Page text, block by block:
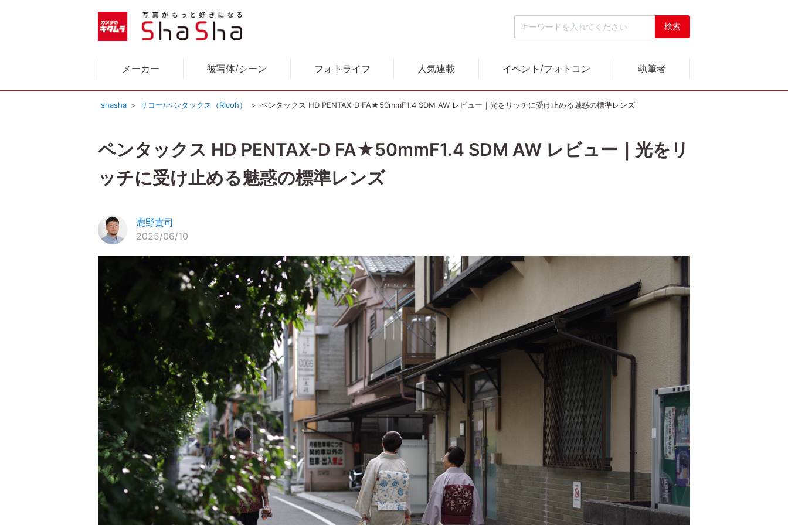
メーカー 被写体/シーン フォトライフ 人気連載 イベント/フォトコン 執筆者
shasha リコー/ペンタックス（Ricoh） ペンタックス HD PENTAX-D FA★50mmF1.4 SDM AW レビュー｜光をリッチに受け止める魅惑の標準レンズ
ペンタックス HD PENTAX-D FA★50mmF1.4 SDM AW レビュー｜光をリ
ッチに受け止める魅惑の標準レンズ
鹿野貴司
2025/06/10